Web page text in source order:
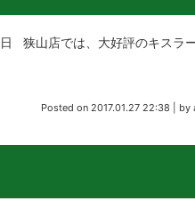
山店では、大好評のキスラ
Posted on 2017.01.27 22:38 by